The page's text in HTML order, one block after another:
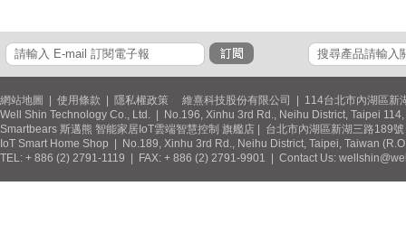
網站地圖 使用條款 隱私權政策 維熹科技股份有限公司 | 114台北市內湖區新
Well Shin Technology Co., Ltd. | No.196, Xinhu 3rd Rd., Neihu District, Taipei
Smartbears 斯邁熊 智能家居IoT雲端智慧控制 旗艦店 | 台北市內湖區新湖三路189
IoT Smart Home Shop | No.189, Xinhu 3rd Rd., Neihu District, Taipei, Taiwan
TEL: + 886 (2) 2791-1119 | FAX: + 886 (2) 2791-9901 | Contact Us: